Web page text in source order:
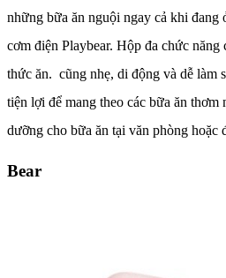
những bữa ăn nguội ngay cả khi đang
cơm điện Playbear. Hộp đa chức năng
thức ăn. cũng nhẹ, di động và dễ làm
tiện lợi để mang theo các bữa ăn thơm
dưỡng cho bữa ăn tại văn phòng hoặc
Bear